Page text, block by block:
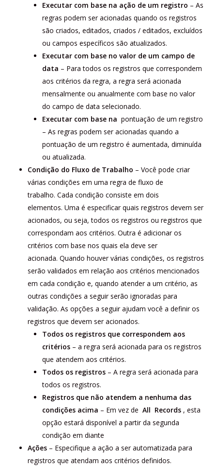
Executar com base na ação de um registro – As
regras podem ser acionadas quando os registros
são criados, editados, criados / editados, excluídos
ou campos específicos são atualizados.
Executar com base no valor de um campo de
data – Para todos os registros que correspondem
aos critérios da regra, a regra será acionada
mensalmente ou anualmente com base no valor
do campo de data selecionado.
Executar com base na pontuação de um registro
– As regras podem ser acionadas quando a
pontuação de um registro é aumentada, diminuída
ou atualizada.
Condição do Fluxo de Trabalho – Você pode criar
várias condições em uma regra de fluxo de
trabalho. Cada condição consiste em dois
elementos. Uma é especificar quais registros devem ser
acionados, ou seja, todos os registros ou registros que
correspondam aos critérios. Outra é adicionar os
critérios com base nos quais ela deve ser
acionada. Quando houver várias condições, os registros
serão validados em relação aos critérios mencionados
em cada condição e, quando atender a um critério, as
outras condições a seguir serão ignoradas para
validação. As opções a seguir ajudam você a definir os
registros que devem ser acionados.
Todos os registros que correspondem aos
critérios– a regra será acionada para os registros
que atendem aos critérios.
Todos os registros– A regra será acionada para
todos os registros.
Registros que não atendem a nenhuma das
condições acima – Em vez de All Records, esta
opção estará disponível a partir da segunda
condição em diante
Ações– Especifique a ação a ser automatizada para
registros que atendam aos critérios definidos.